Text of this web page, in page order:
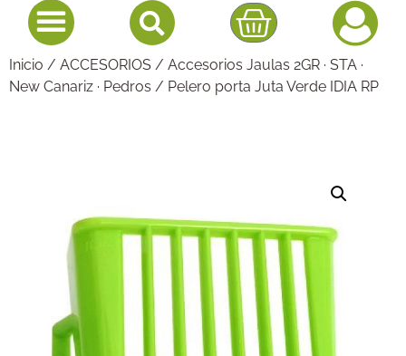
Inicio / ACCESORIOS / Accesorios Jaulas 2GR · STA ·
New Canariz · Pedros / Pelero porta Juta Verde IDIA RP